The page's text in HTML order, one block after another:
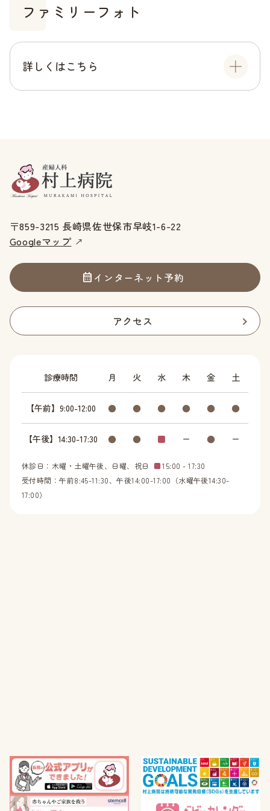
ファミリーフォト
詳しくはこちら
〒859-3215 長崎県佐世保市早岐1-6-22
Googleマップ
インターネット予約
アクセス
診療時間 月 火 水 木 金 土
【午前】9:00-12:00 ● ● ● ● ● ●
【午後】14:30-17:30 ● ● ■ ー ● ー
休診日：木曜・土曜午後、日曜、祝日 ■15:00 - 17:30
受付時間：午前8:45-11:30、午後14:00-17:00（水曜午後14:30-
17:00）